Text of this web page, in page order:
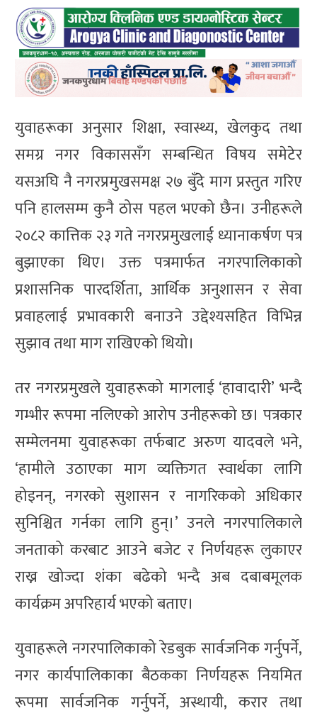
युवाहरूका अनुसार शिक्षा, स्वास्थ्य, खेलकुद तथा
समग्र नगर विकाससँग सम्बन्धित विषय समेटेर
यसअघि नै नगरप्रमुखसमक्ष २७ बुँदे माग प्रस्तुत गरिए
पनि हालसम्म कुनै ठोस पहल भएको छैन। उनीहरूले
२०८२ कात्तिक २३ गते नगरप्रमुखलाई ध्यानाकर्षण पत्र
बुझाएका थिए। उक्त पत्रमार्फत नगरपालिकाको
प्रशासनिक पारदर्शिता, आर्थिक अनुशासन र सेवा
प्रवाहलाई प्रभावकारी बनाउने उद्देश्यसहित विभिन्न
सुझाव तथा माग राखिएको थियो।
तर नगरप्रमुखले युवाहरूको मागलाई ‘हावादारी’ भन्दै
गम्भीर रूपमा नलिएको आरोप उनीहरूको छ। पत्रकार
सम्मेलनमा युवाहरूका तर्फबाट अरुण यादवले भने,
‘हामीले उठाएका माग व्यक्तिगत स्वार्थका लागि
होइनन्, नगरको सुशासन र नागरिकको अधिकार
सुनिश्चित गर्नका लागि हुन्।’ उनले नगरपालिकाले
जनताको करबाट आउने बजेट र निर्णयहरू लुकाएर
राख्न खोज्दा शंका बढेको भन्दै अब दबाबमूलक
कार्यक्रम अपरिहार्य भएको बताए।
युवाहरूले नगरपालिकाको रेडबुक सार्वजनिक गर्नुपर्ने,
नगर कार्यपालिकाका बैठकका निर्णयहरू नियमित
रूपमा सार्वजनिक गर्नुपर्ने, अस्थायी, करार तथा